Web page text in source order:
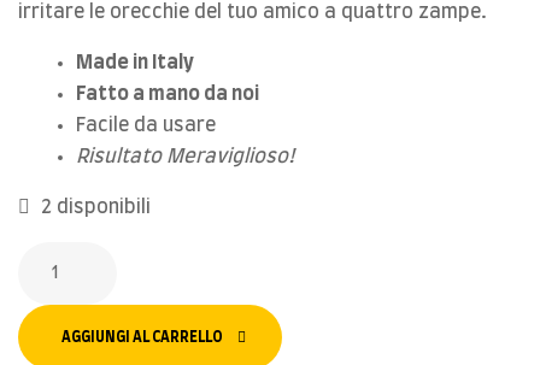
irritare le orecchie del tuo amico a quattro zampe.
Made in Italy
Fatto a mano da noi
Facile da usare
Risultato Meraviglioso!
2 disponibili
AGGIUNGI AL CARRELLO